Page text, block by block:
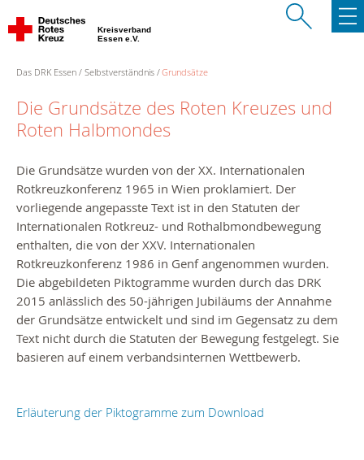
Kreisverband
Essen e.V.
Das DRK Essen Selbstverständnis Grundsätze
Die Grundsätze des Roten Kreuzes und
Roten Halbmondes
Die Grundsätze wurden von der XX. Internationalen
Rotkreuzkonferenz 1965 in Wien proklamiert. Der
vorliegende angepasste Text ist in den Statuten der
Internationalen Rotkreuz- und Rothalbmondbewegung
enthalten, die von der XXV. Internationalen
Rotkreuzkonferenz 1986 in Genf angenommen wurden.
Die abgebildeten Piktogramme wurden durch das DRK
2015 anlässlich des 50-jährigen Jubiläums der Annahme
der Grundsätze entwickelt und sind im Gegensatz zu dem
Text nicht durch die Statuten der Bewegung festgelegt. Sie
basieren auf einem verbandsinternen Wettbewerb.
Erläuterung der Piktogramme zum Download